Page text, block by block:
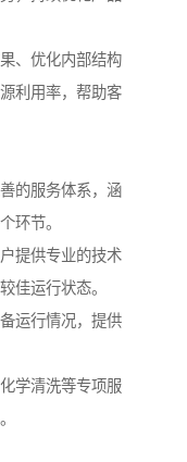
、优化内部结构
利用率，帮助客
的服务体系，涵
环节。
提供专业的技术
佳运行状态。
运行情况，提供
学清洗等专项服